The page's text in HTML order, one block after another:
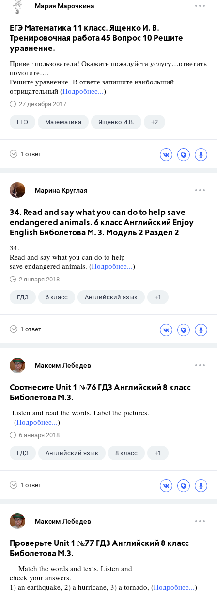
Мария Марочкина
ЕГЭ Математика 11 класс. Ященко И. В.
Тренировочная работа 45 Вопрос 10 Решите
уравнение.
Привет пользователи! Окажите пожалуйста услугу…ответить
помогите….
Решите уравнение В ответе запишите наибольший
отрицательный (Подробнее...)
27 декабря 2017
ЕГЭ Математика Ященко И.В. +2
1 ответ
Марина Круглая
34. Read and say what you can do to help save
endangered animals. 6 класс Английский Enjoy
English Биболетова М. З. Модуль 2 Раздел 2
34.
Read and say what you can do to help
save endangered animals. (Подробнее...)
2 января 2018
ГДЗ 6 класс Английский язык +1
1 ответ
Максим Лебедев
Соотнесите Unit 1 №76 ГДЗ Английский 8 класс
Биболетова М.З.
Listen and read the words. Label the pictures.
(Подробнее...)
6 января 2018
ГДЗ Английский язык 8 класс +1
1 ответ
Максим Лебедев
Проверьте Unit 1 №77 ГДЗ Английский 8 класс
Биболетова М.З.
Match the words and texts. Listen and
check your answers.
1) an earthquake, 2) a hurricane, 3) a tornado, (Подробнее...)